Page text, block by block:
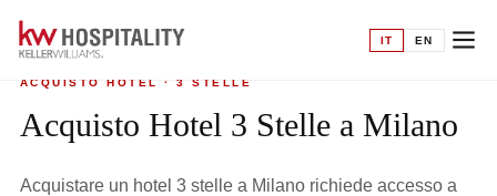
IT EN
Home ›Acquisto hotel›
ACQUISTO HOTEL · 3 STELLE
Acquisto Hotel 3 Stelle a Milano
Acquistare un hotel 3 stelle a Milano richiede accesso a